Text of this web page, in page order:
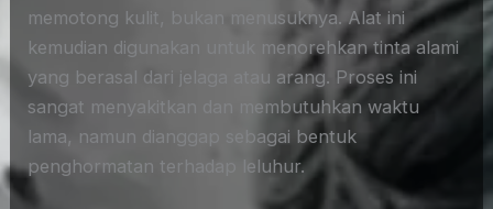
memotong kulit, bukan menusuknya. Alat ini
kemudian digunakan untuk menorehkan tinta alami
yang berasal dari jelaga atau arang. Proses ini
sangat menyakitkan dan membutuhkan waktu
lama, namun dianggap sebagai bentuk
penghormatan terhadap leluhur.